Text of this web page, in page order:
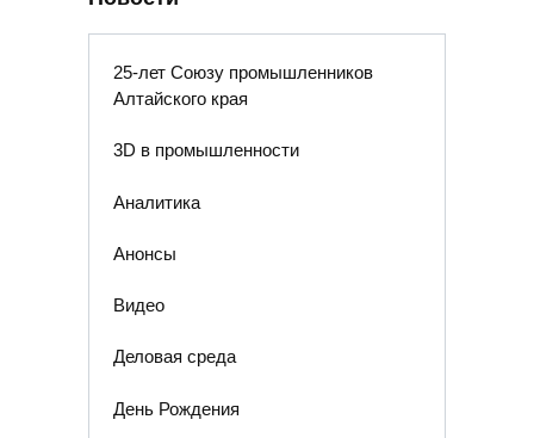
25-лет Союзу промышленников
Алтайского края
3D в промышленности
Аналитика
Анонсы
Видео
Деловая среда
День Рождения